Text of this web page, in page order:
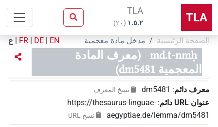
TLA
TLA
۱.٥.٢ (٢٠)
الصفحة الرئيسية مدخل مادة معجمية EN
|
DE
|
FR
| ع
md.t-nmḥ
(معرف المادة
المعجمية dm5481)
معرف دائم:
dm5481 نسخ المعرف
عنوان‏ ‏URL‏ دائم :
https://thesaurus-linguae-
aegyptiae.de/lemma/dm5481
نسخ‏ ‏URL